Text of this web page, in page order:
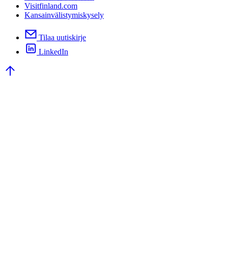
Visitfinland.com
Kansainvälistymiskysely
Tilaa uutiskirje
LinkedIn